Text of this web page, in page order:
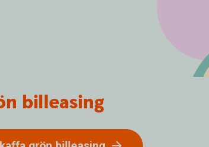
billeasing